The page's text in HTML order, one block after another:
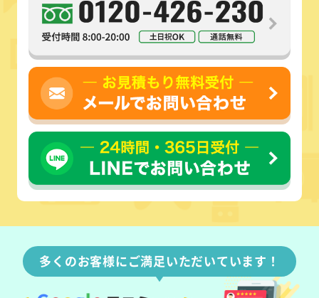
多くのお客様にご満足いただいています！